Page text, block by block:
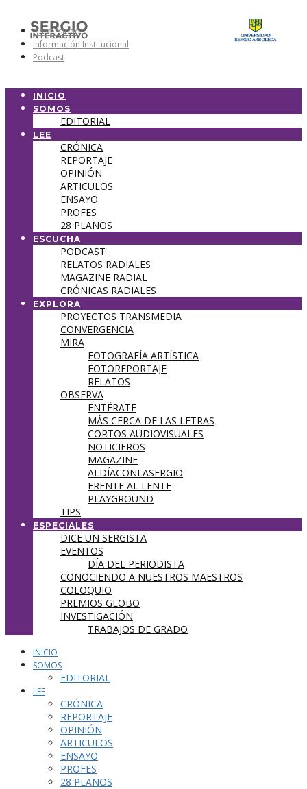
Universidad
Información Institucional
Podcast
INICIO
SOMOS
EDITORIAL
LEE
CRÓNICA
REPORTAJE
OPINIÓN
ARTICULOS
ENSAYO
PROFES
28 PLANOS
ESCUCHA
PODCAST
RELATOS RADIALES
MAGAZINE RADIAL
CRÓNICAS RADIALES
EXPLORA
PROYECTOS TRANSMEDIA
CONVERGENCIA
MIRA
FOTOGRAFÍA ARTÍSTICA
FOTOREPORTAJE
RELATOS
OBSERVA
ENTÉRATE
MÁS CERCA DE LAS LETRAS
CORTOS AUDIOVISUALES
NOTICIEROS
MAGAZINE
ALDÍACONLASERGIO
FRENTE AL LENTE
PLAYGROUND
TIPS
ESPECIALES
DICE UN SERGISTA
EVENTOS
DÍA DEL PERIODISTA
CONOCIENDO A NUESTROS MAESTROS
COLOQUIO
PREMIOS GLOBO
INVESTIGACIÓN
TRABAJOS DE GRADO
INICIO
SOMOS
EDITORIAL
LEE
CRÓNICA
REPORTAJE
OPINIÓN
ARTICULOS
ENSAYO
PROFES
28 PLANOS